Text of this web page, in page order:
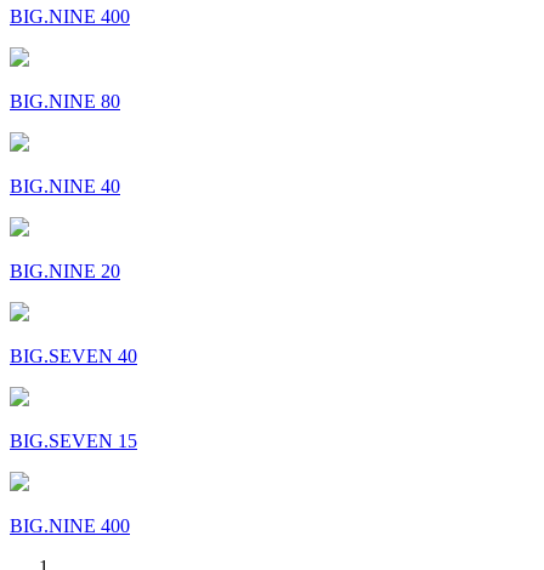
BIG.NINE 400
BIG.NINE 80
BIG.NINE 40
BIG.NINE 20
BIG.SEVEN 40
BIG.SEVEN 15
BIG.NINE 400